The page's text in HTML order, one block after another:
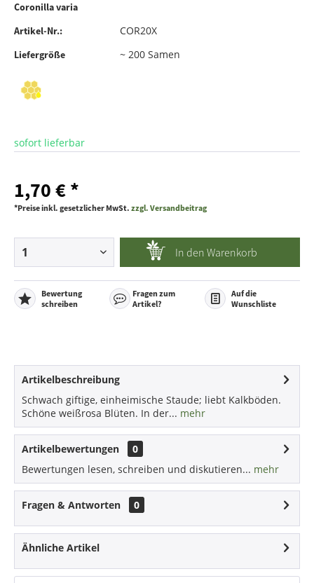
Coronilla varia
Artikel-Nr.:
COR20X
Liefergröße ~ 200 Samen
sofort lieferbar
1,70 € *
*Preise inkl. gesetzlicher MwSt. zzgl. Versandbeitrag
In den Warenkorb
Bewertung
schreiben
Fragen zum
Artikel?
Auf die
Wunschliste
Artikelbeschreibung
Schwach giftige, einheimische Staude; liebt Kalkböden.
Schöne weißrosa Blüten. In der... mehr
Artikelbewertungen
0
Bewertungen lesen, schreiben und diskutieren... mehr
Fragen & Antworten 0
Ähnliche Artikel